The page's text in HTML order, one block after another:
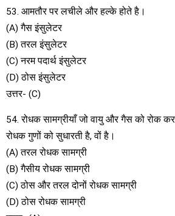
53. आमतौर पर लचीले और हल्के होते है।
(A) गैस इंसुलेटर
(B) तरल इंसुलेटर
(C) नरम पदार्थ इंसुलेटर
(D) ठोस इंसुलेटर
उत्तर- (C)
54. रोधक सामग्रीयाँ जो वायु और गैस को रोक
रोधक गुणों को सुधारती है, वों है।
(A) तरल रोधक सामग्री
(B) गैसीय रोधक सामग्री
(C) ठोस और तरल दोनों रोधक सामग्री
(D) ठोस रोधक सामग्री